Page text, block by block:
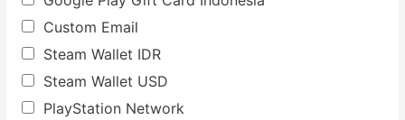
Custom Email
Steam Wallet IDR
Steam Wallet USD
PlayStation Network